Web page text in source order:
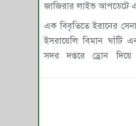
জাজিরার লাইভ আপডেটে
এক বিবৃতিতে ইরানের
ইসরায়েলি বিমান ঘাঁটি
সদর দপ্তরে ড্রোন দিয়ে